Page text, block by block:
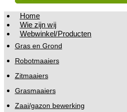
Home
Wie zijn wij
Webwinkel/Producten
Gras en Grond
Robotmaaiers
Zitmaaiers
Grasmaaiers
Zaai/gazon bewerking